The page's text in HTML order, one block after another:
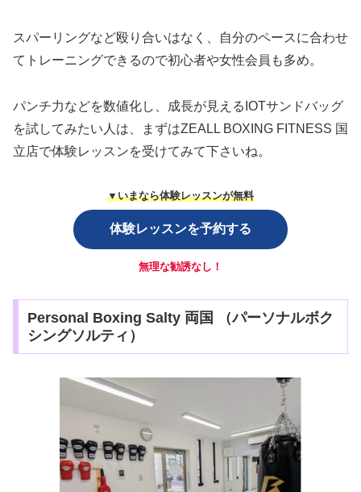
スパーリングなど殴り合いはなく、自分のペースに合わせ
てトレーニングできるので初心者や女性会員も多め。
パンチ力などを数値化し、成長が見えるIOTサンドバッグ
を試してみたい人は、まずはZEALL BOXING FITNESS 国
立店で体験レッスンを受けてみて下さいね。
▼いまなら体験レッスンが無料
体験レッスンを予約する
無理な勧誘なし！
Personal Boxing Salty 両国 （パーソナルボク
シングソルティ）